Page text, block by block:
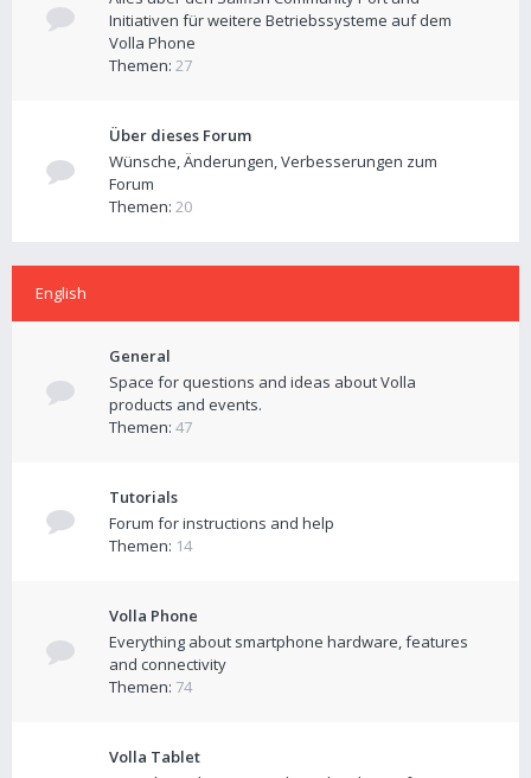
Initiativen für weitere Betriebssysteme auf dem
Volla Phone
Themen: 27
Über dieses Forum
Wünsche, Änderungen, Verbesserungen zum
Forum
Themen: 20
English
General
Space for questions and ideas about Volla
products and events.
Themen: 47
Tutorials
Forum for instructions and help
Themen: 14
Volla Phone
Everything about smartphone hardware, features
and connectivity
Themen: 74
Volla Tablet